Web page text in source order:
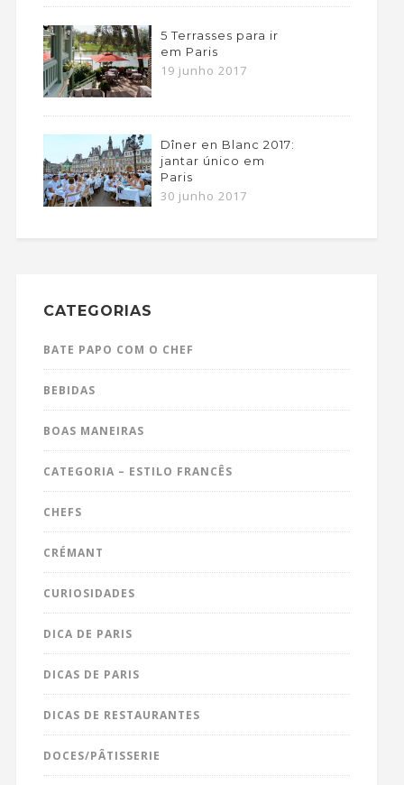
5 Terrasses para ir
em Paris
19 junho 2017
Dîner en Blanc 2017:
jantar único em
Paris
30 junho 2017
CATEGORIAS
BATE PAPO COM O CHEF
BEBIDAS
BOAS MANEIRAS
CATEGORIA – ESTILO FRANCÊS
CHEFS
CRÉMANT
CURIOSIDADES
DICA DE PARIS
DICAS DE PARIS
DICAS DE RESTAURANTES
DOCES/PÂTISSERIE